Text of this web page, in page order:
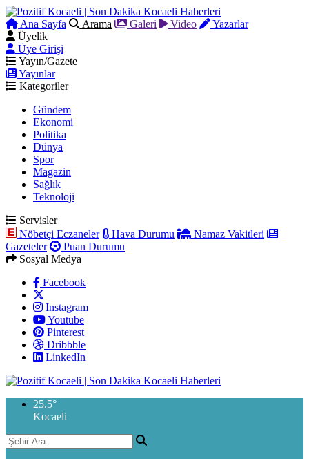
Ana Sayfa Arama Galeri Video
Yazarlar
Üyelik
Üye Girişi
Yayın/Gazete
Yayınlar
Kategoriler
Gündem
Ekonomi
Politika
Dünya
Spor
Magazin
Sağlık
Teknoloji
Servisler
Nöbetçi Eczaneler
Hava Durumu
Namaz Vakitleri
Gazeteler
Puan Durumu
Sosyal Medya
Facebook
Instagram
Youtube
Pinterest
Dribbble
LinkedIn
25.5°
Kocaeli